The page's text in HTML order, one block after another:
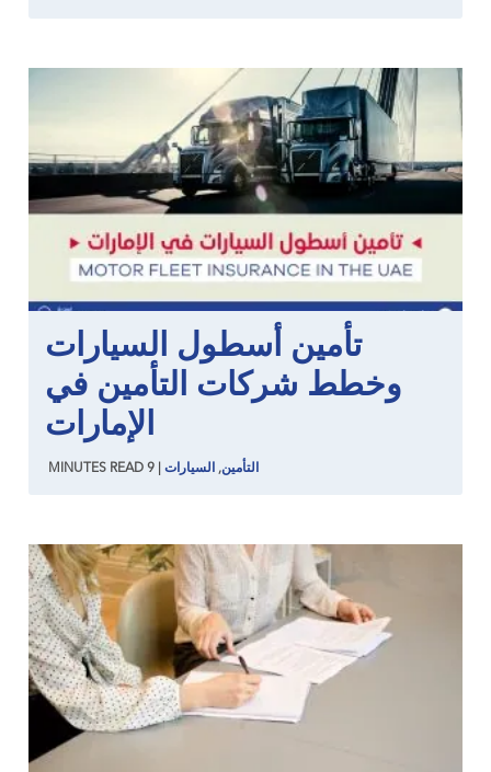
تأمين أسطول السيارات
وخطط شركات التأمين في
الإمارات
التأمين, السيارات 9
MINUTES READ